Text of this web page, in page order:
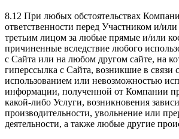
8.12 При любых обстоятельствах
ответственности перед Участником и/
третьим лицом за любые прямые и/или
причиненные вследствие любого
с Сайта или на любом другом сайте, на
гиперссылка с Сайта, возникшие в связи
использованием или невозможностью
информации, полученной от Компании
какой-либо Услуги, возникновения
производительности, увольнение или
деятельности, а также любые другие